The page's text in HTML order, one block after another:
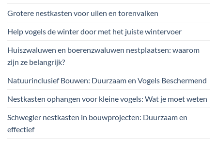
Grotere nestkasten voor uilen en torenvalken
Help vogels de winter door met het juiste wintervoer
Huiszwaluwen en boerenzwaluwen nestplaatsen: waarom
zijn ze belangrijk?
Natuurinclusief Bouwen: Duurzaam en Vogels Beschermend
Nestkasten ophangen voor kleine vogels: Wat je moet weten
Schwegler nestkasten in bouwprojecten: Duurzaam en
effectief